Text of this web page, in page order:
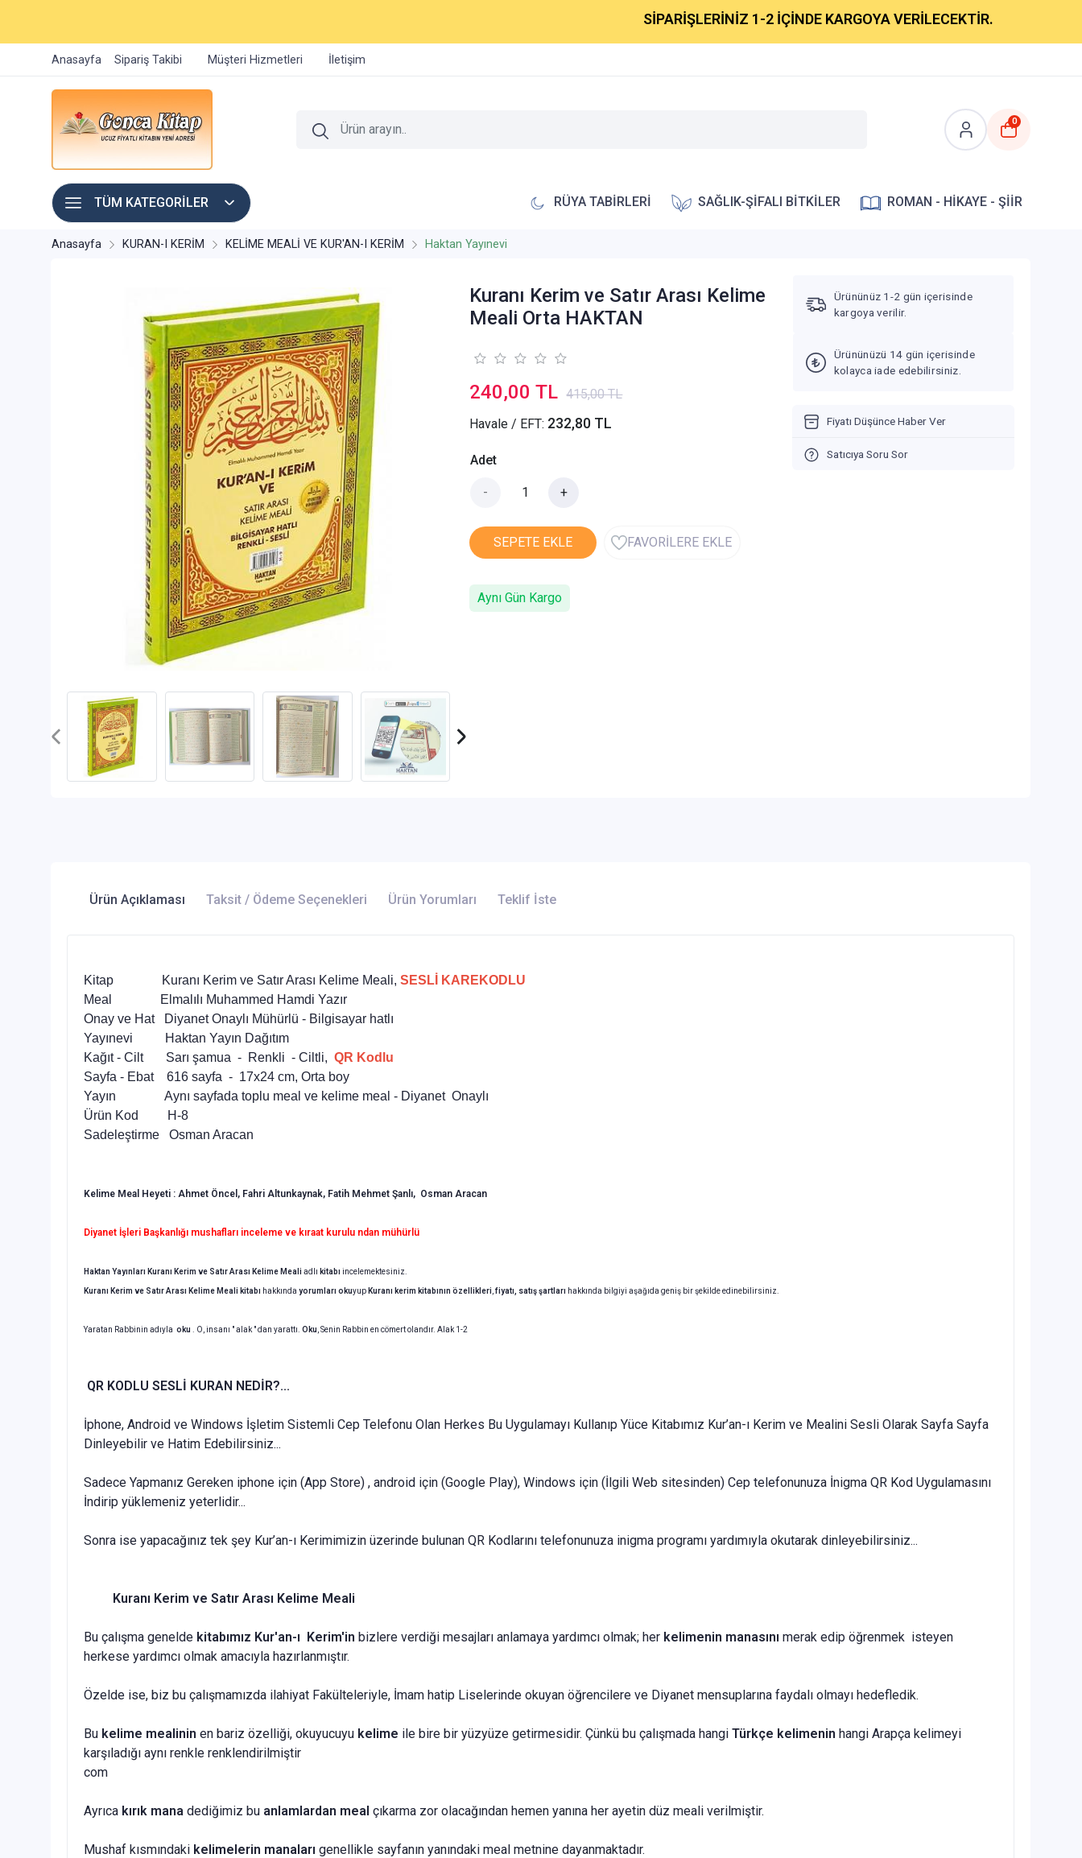
SİPARİŞLERİNİZ 1-2 İÇİNDE KARGOYA VERİLECEKTİR.
Anasayfa Sipariş Takibi Müşteri Hizmetleri İletişim
0
TÜM KATEGORİLER RÜYA TABİRLERİ SAĞLIK-ŞİFALI BİTKİLER ROMAN - HİKAYE - ŞİİR
Anasayfa KURAN-I KERİM KELİME MEALİ VE KUR'AN-I KERİM Haktan Yayınevi
Kuranı Kerim ve Satır Arası Kelime
Meali Orta HAKTAN
240,00 TL 415,00 TL
Havale / EFT: 232,80 TL
Adet
- +
SEPETE EKLE FAVORİLERE EKLE
Aynı Gün Kargo
Ürününüz 1-2 gün içerisinde
kargoya verilir.
Ürününüzü 14 gün içerisinde
kolayca iade edebilirsiniz.
Fiyatı Düşünce Haber Ver
Satıcıya Soru Sor
Ürün Açıklaması Taksit / Ödeme Seçenekleri Ürün Yorumları Teklif İste
Kitap Kuranı Kerim ve Satır Arası Kelime Meali, SESLİ KAREKODLU
Meal Elmalılı Muhammed Hamdi Yazır
Onay ve Hat Diyanet Onaylı Mühürlü - Bilgisayar hatlı
Yayınevi Haktan Yayın Dağıtım
Kağıt - Cilt Sarı şamua - Renkli - Ciltli, QR Kodlu
Sayfa - Ebat 616 sayfa - 17x24 cm, Orta boy
Yayın Aynı sayfada toplu meal ve kelime meal - Diyanet Onaylı
Ürün Kod H-8
Sadeleştirme Osman Aracan
Kelime Meal Heyeti : Ahmet Öncel, Fahri Altunkaynak, Fatih Mehmet Şanlı, Osman Aracan
Diyanet İşleri Başkanlığı mushafları inceleme ve kıraat kurulu ndan mühürlü
Haktan Yayınları Kuranı Kerim ve Satır Arası Kelime Meali adlı kitabı incelemektesiniz.
Kuranı Kerim ve Satır Arası Kelime Meali kitabı hakkında yorumları okuyup Kuranı kerim kitabının özellikleri fiyatı, satış şartları hakkında bilgiyi aşağıda geniş bir şekilde edinebilirsiniz.
Yaratan Rabbinin adıyla oku . O, insanı " alak " dan yarattı. Oku , Senin Rabbin en cömert olandır. Alak 1-2
QR KODLU SESLİ KURAN NEDİR?...
İphone, Android ve Windows İşletim Sistemli Cep Telefonu Olan Herkes Bu Uygulamayı Kullanıp Yüce Kitabımız Kur’an-ı Kerim ve Mealini Sesli Olarak Sayfa Sayfa
Dinleyebilir ve Hatim Edebilirsiniz...
Sadece Yapmanız Gereken iphone için (App Store) , android için (Google Play), Windows için (İlgili Web sitesinden) Cep telefonunuza İnigma QR Kod Uygulamasını
İndirip yüklemeniz yeterlidir...
Sonra ise yapacağınız tek şey Kur’an-ı Kerimimizin üzerinde bulunan QR Kodlarını telefonunuza inigma programı yardımıyla okutarak dinleyebilirsiniz...
Kuranı Kerim ve Satır Arası Kelime Meali
Bu çalışma genelde kitabımız Kur'an-ı Kerim'in bizlere verdiği mesajları anlamaya yardımcı olmak; her kelimenin manasını merak edip öğrenmek isteyen
herkese yardımcı olmak amacıyla hazırlanmıştır.
Özelde ise, biz bu çalışmamızda ilahiyat Fakülteleriyle, İmam hatip Liselerinde okuyan öğrencilere ve Diyanet mensuplarına faydalı olmayı hedefledik.
Bu kelime mealinin en bariz özelliği, okuyucuyu kelime ile bire bir yüzyüze getirmesidir. Çünkü bu çalışmada hangi Türkçe kelimenin hangi Arapça kelimeyi
karşıladığı aynı renkle renklendirilmiştir
com
Ayrıca kırık mana dediğimiz bu anlamlardan meal çıkarma zor olacağından hemen yanına her ayetin düz meali verilmiştir.
Mushaf kısmındaki kelimelerin manaları genellikle sayfanın yanındaki meal metnine dayanmaktadır.